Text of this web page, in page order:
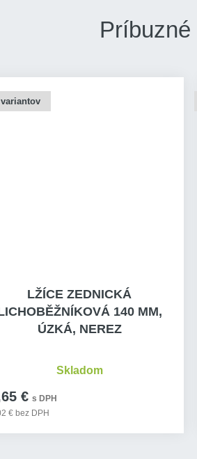
LŽÍCE ZEDNICKÁ
140 MM,
ÚZKÁ, NEREZ
€ s DPH
€ bez DPH
Skladom